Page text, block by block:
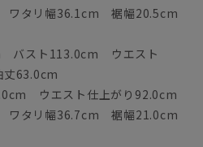
タリ幅36.1cm 裾幅20.5cm
バスト113.0cm ウエスト
63.0cm
ウエスト仕上がり92.0cm
タリ幅36.7cm 裾幅21.0cm